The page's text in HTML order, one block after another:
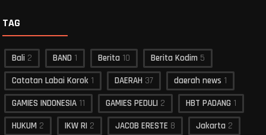
TAG
Bali 2 BAND 1 Berita 10 Berita Kodim 5
Catatan Labai Korok 1 DAERAH 37 daerah news 1
GAMIES INDONESIA 11 GAMIES PEDULI 2 HBT PADANG 1
HUKUM 2 IKW RI 2 JACOB ERESTE 8 Jakarta 2